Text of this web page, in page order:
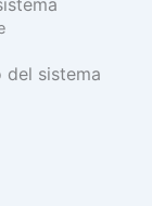
del sistema